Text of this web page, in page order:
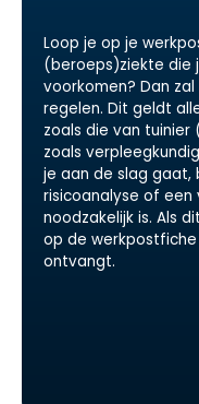
Loop je op je
(beroeps)ziekte die
voorkomen? Dan
regelen. Dit geldt
zoals die van
zoals
je aan de slag gaat,
risicoanalyse of
noodzakelijk is. Als
op de
ontvangt.